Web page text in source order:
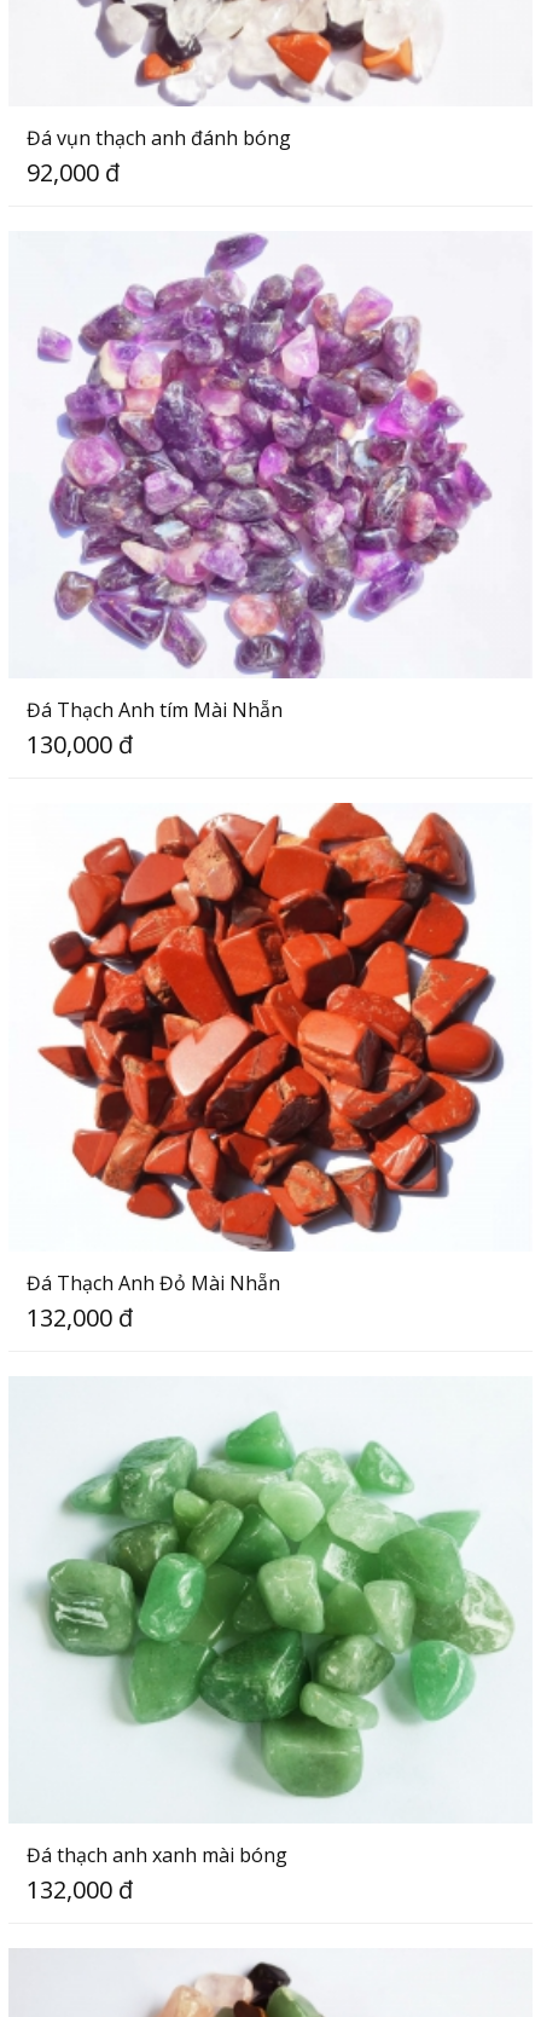
Đá vụn thạch anh đánh bóng
92,000 đ
Đá Thạch Anh tím Mài Nhẵn
130,000 đ
Đá Thạch Anh Đỏ Mài Nhẵn
132,000 đ
Đá thạch anh xanh mài bóng
132,000 đ